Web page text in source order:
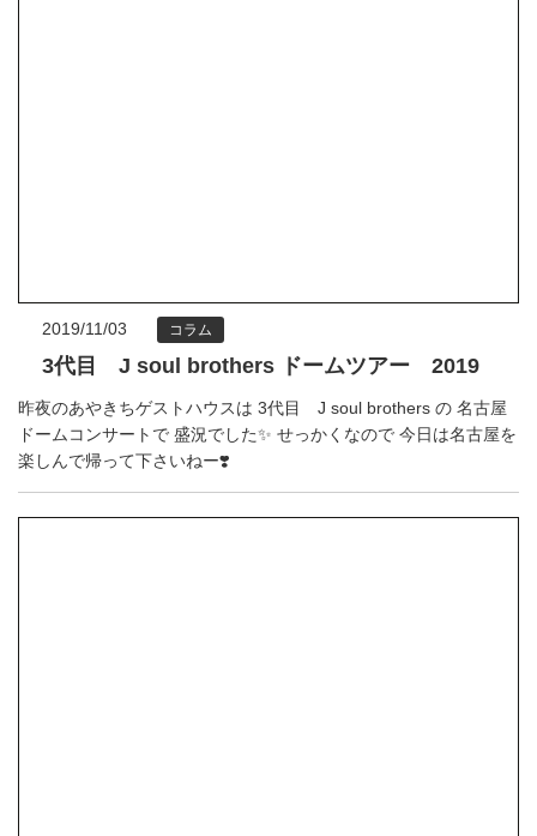
2019/11/03 コラム
3代目 J soul brothers ドームツアー 2019
昨夜のあやきちゲストハウスは 3代目 J soul brothers の 名古屋
ドームコンサートで 盛況でした✨ せっかくなので 今日は名古屋を
楽しんで帰って下さいねー❣️